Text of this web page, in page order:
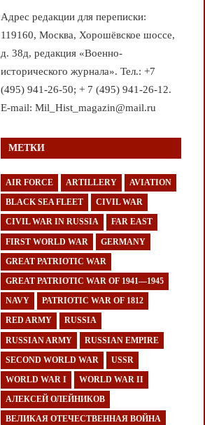
Адрес редакции для переписки:
119160, Москва, Хорошёвское шоссе,
д. 38д, редакция «Военно-
исторического журнала». Тел.: +7
(495) 941-26-50; + 7 (495) 941-26-12.
E-mail: Mil_Hist_magazin@mail.ru
МЕТКИ
AIR FORCE ARTILLERY AVIATION
BLACK SEA FLEET CIVIL WAR
CIVIL WAR IN RUSSIA FAR EAST
FIRST WORLD WAR GERMANY
GREAT PATRIOTIC WAR
GREAT PATRIOTIC WAR OF 1941—1945
NAVY PATRIOTIC WAR OF 1812
RED ARMY RUSSIA
RUSSIAN ARMY RUSSIAN EMPIRE
SECOND WORLD WAR USSR
WORLD WAR I WORLD WAR II
АЛЕКСЕЙ ОЛЕЙНИКОВ
ВЕЛИКАЯ ОТЕЧЕСТВЕННАЯ ВОЙНА